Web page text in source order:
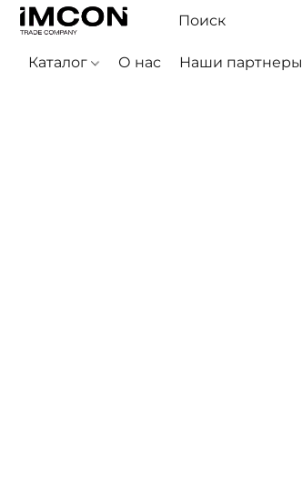
Каталог О нас Наши партнеры